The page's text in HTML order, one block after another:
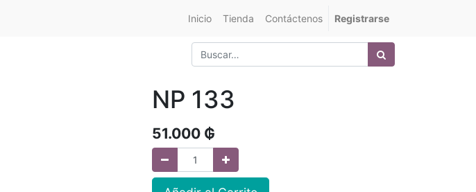
Inicio Tienda Contáctenos Registrarse
NP 133
51.000 ₲